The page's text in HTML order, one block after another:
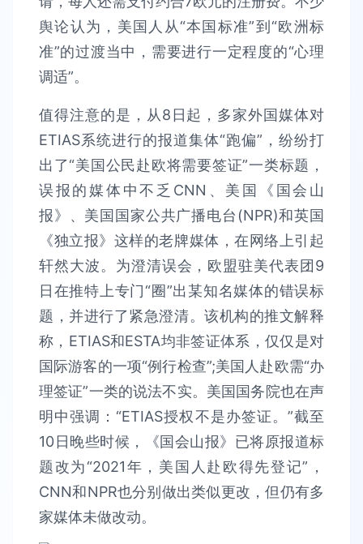
舆论认为，美国人从“本国标准”到“欧洲标
准”的过渡当中，需要进行一定程度的“心理
调适”。
值得注意的是，从8日起，多家外国媒体对
ETIAS系统进行的报道集体“跑偏”，纷纷打
出了“美国公民赴欧将需要签证”一类标题，
误报的媒体中不乏CNN、美国《国会山
报》、美国国家公共广播电台(NPR)和英国
《独立报》这样的老牌媒体，在网络上引起
轩然大波。为澄清误会，欧盟驻美代表团9
日在推特上专门“圈”出某知名媒体的错误标
题，并进行了紧急澄清。该机构的推文解释
称，ETIAS和ESTA均非签证体系，仅仅是对
国际游客的一项“例行检查”;美国人赴欧需“办
理签证”一类的说法不实。美国国务院也在声
明中强调：“ETIAS授权不是办签证。”截至
10日晚些时候，《国会山报》已将原报道标
题改为“2021年，美国人赴欧得先登记”，
CNN和NPR也分别做出类似更改，但仍有多
家媒体未做改动。